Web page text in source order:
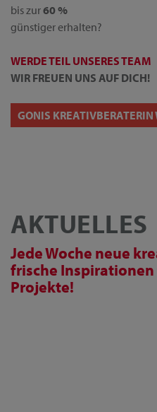
bis zur60 %
günstiger erhalten?
WERDE TEIL UNSERES TEAM
WIR FREUEN UNS AUF DICH!
GONIS KREATIVBERATERIN
AKTUELLES
Jede Woche neue
frische Inspirationen
Projekte!